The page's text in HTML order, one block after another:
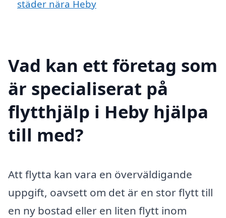
städer nära Heby
Vad kan ett företag som
är specialiserat på
flytthjälp i Heby hjälpa
till med?
Att flytta kan vara en överväldigande
uppgift, oavsett om det är en stor flytt till
en ny bostad eller en liten flytt inom